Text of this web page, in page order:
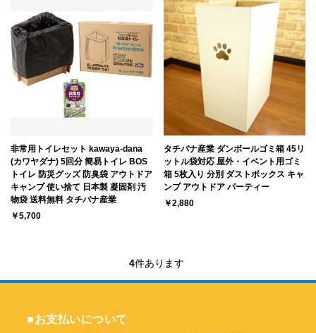
非常用トイレセット kawaya-dana
(カワヤダナ) 5回分 簡易トイレ BOS
トイレ 防災グッズ 防臭袋 アウトドア
キャンプ 使い捨て 日本製 凝固剤 汚
物袋 送料無料 タチバナ産業
￥5,700
タチバナ産業 ダンボールゴミ箱 45リ
ットル袋対応 屋外・イベント用ゴミ
箱 5枚入り 分別 ダストボックス キャ
ンプ アウトドア パーティー
￥2,880
4件あります
■お支払いについて